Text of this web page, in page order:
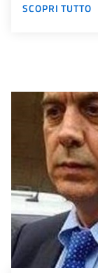
SCOPRI TUTTO